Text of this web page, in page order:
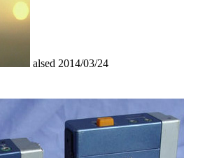
alsed 2014/03/24